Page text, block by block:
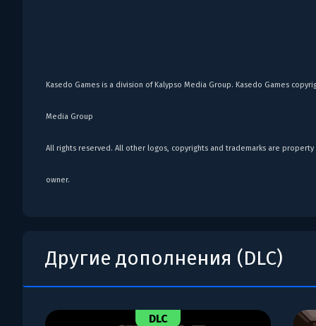
Kasedo Games is a division of Kalypso Media Group. Kasedo Games
Media Group
All rights reserved. All other logos, copyrights and trademarks are
owner.
Другие дополнения (DLC)
DLC